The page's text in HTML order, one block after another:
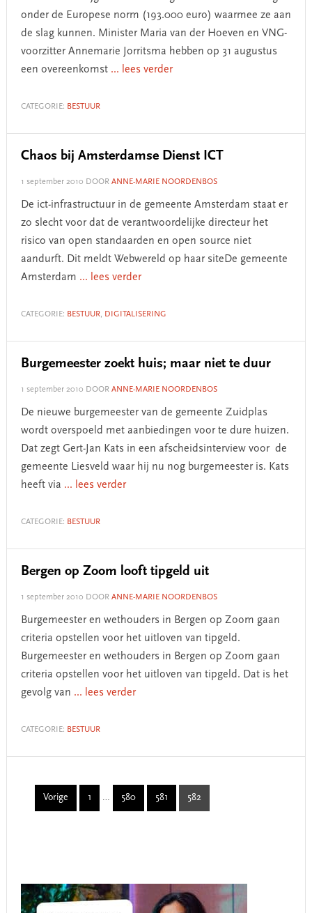
onder de Europese norm (193.000 euro) waarmee ze aan
de slag kunnen. Minister Maria van der Hoeven en VNG-
voorzitter Annemarie Jorritsma hebben op 31 augustus
een overeenkomst ... lees verder
CATEGORIE: BESTUUR
Chaos bij Amsterdamse Dienst ICT
1 september 2010 DOOR ANNE-MARIE NOORDENBOS
De ict-infrastructuur in de gemeente Amsterdam staat er
zo slecht voor dat de verantwoordelijke directeur het
risico van open standaarden en open source niet
aandurft. Dit meldt Webwereld op haar siteDe gemeente
Amsterdam ... lees verder
CATEGORIE: BESTUUR, DIGITALISERING
Burgemeester zoekt huis; maar niet te duur
1 september 2010 DOOR ANNE-MARIE NOORDENBOS
De nieuwe burgemeester van de gemeente Zuidplas
wordt overspoeld met aanbiedingen voor te dure huizen.
Dat zegt Gert-Jan Kats in een afscheidsinterview voor de
gemeente Liesveld waar hij nu nog burgemeester is. Kats
heeft via ... lees verder
CATEGORIE: BESTUUR
Bergen op Zoom looft tipgeld uit
1 september 2010 DOOR ANNE-MARIE NOORDENBOS
Burgemeester en wethouders in Bergen op Zoom gaan
criteria opstellen voor het uitloven van tipgeld.
Burgemeester en wethouders in Bergen op Zoom gaan
criteria opstellen voor het uitloven van tipgeld. Dat is het
gevolg van ... lees verder
CATEGORIE: BESTUUR
Vorige Page
1
Interim
pages
… Page
580 Page
581 Page
582
Sidebar